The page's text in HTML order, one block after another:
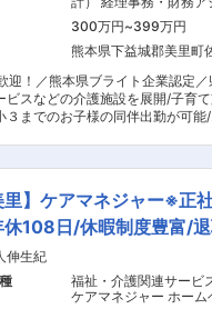
ている中、弊社では前年同水準の
けている環境があります。 ・地域
暮らしをお守りするため、定期的な
全パトロールの実施、徹底した情
い、全社員の安全意識の向上に努
安心かつ快適な生活環境を継続
くために一つ一つの行程にこだわ
向上に取り組んでいます。 ・共
員として、清掃活動、地域イベン
旧活動など積極的に社会貢献活動
ます。
せて評価をさせていただいており、
していく方、若手社員を育成してい
人の願望に寄り添った育成プラン
年！業
を変えるべく、３K維新【熊本か
かっこよく】を掲げ、熊本の建設
て進んでいます。建設業の役割で
創る」「人命を守る」「地域経済
して、更なる活躍をされたい方、
を活かして最後の貢献先として後
たい方、 どちらの方にもご活躍
す！ 現在県内20位の弊社を一緒に
で成長させていく仲間が欲しいで
だけでも聞いてみませんか？ ■当
り組み： ・地域の皆様の安全な
事務・アシスタント
300万円~399万円
熊本県下益城郡美里町
！／熊本県ブライト企業認定／
ビスなどの介護施設を展開/子育
３までのお子様の同伴出勤が可能/
事務業務を担当します。 ▼詳細
話・来客応対/郵便物の管理/介護報
勤怠チェック など <経理事務> 日
/月次・年次の決算処理/税務申告/
/入居予定者への預り金について
務> 採用業務の補助等。 ■入社
先輩社員から各種入力システムの
ベースで教えながら業務取得し
ンは2
里】ケアマネジャー※正
休108日/休暇制度豊富/
伸生紀
福祉・介護関連サービ
ケアマネジャー ホーム